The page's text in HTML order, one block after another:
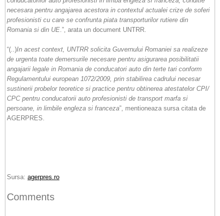
necesara pentru angajarea acestora in contextul actualei crize de soferi
profesionisti cu care se confrunta piata transporturilor rutiere din
Romania si din UE.”, arata un document UNTRR.
“(..)In acest context, UNTRR solicita Guvernului Romaniei sa realizeze
de urgenta toate demersurile necesare pentru asigurarea posibilitatii
angajarii legale in Romania de conducatori auto din terte tari conform
Regulamentului european 1072/2009, prin stabilirea cadrului necesar
sustinerii probelor teoretice si practice pentru obtinerea atestatelor CPI/
CPC pentru conducatorii auto profesionisti de transport marfa si
persoane, in limbile engleza si franceza”, mentioneaza sursa citata de
AGERPRES.
Sursa: agerpres.ro
Comments